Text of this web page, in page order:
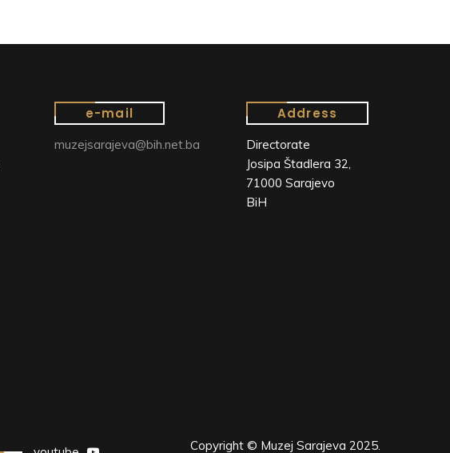
e-mail
muzejsarajeva@bih.net.ba
Address
Directorate
Josipa Štadlera 32,
71000 Sarajevo
BiH
Copyright © Muzej Sarajeva 2025.